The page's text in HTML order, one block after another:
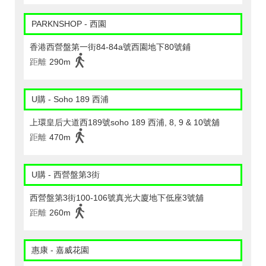
PARKNSHOP - 西園
香港西營盤第一街84-84a號西園地下80號鋪
距離 290m
U購 - Soho 189 西浦
上環皇后大道西189號soho 189 西浦, 8, 9 & 10號舖
距離 470m
U購 - 西營盤第3街
西營盤第3街100-106號真光大廈地下低座3號舖
距離 260m
惠康 - 嘉威花園